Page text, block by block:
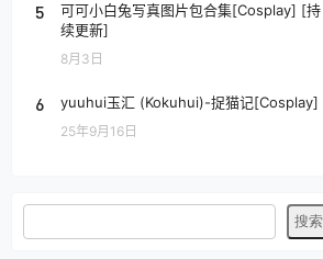
5
可可小白兔写真图片包合集[Cosplay] [持
续更新]
8月3日
6 yuuhui玉汇 (Kokuhui)-捉猫记[Cosplay]
25年9月16日